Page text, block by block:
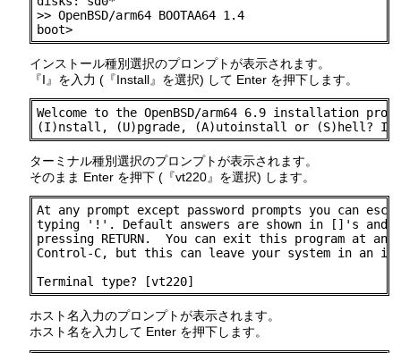
>> OpenBSD/arm64 BOOTAA64 1.4
boot>
インストール種別選択のプロンプトが表示されます。
『I』を入力 (『Install』を選択) して Enter を押下します。
Welcome to the OpenBSD/arm64 6.9 installation
(I)nstall, (U)pgrade, (A)utoinstall or (S)hell? I
ターミナル種別選択のプロンプトが表示されます。
そのまま Enter を押下 (『vt220』を選択) します。
At any prompt except password prompts you can
typing '!'. Default answers are shown in []'s and
pressing RETURN.  You can exit this program at
Control-C, but this can leave your system in an
Terminal type? [vt220]
ホスト名入力のプロンプトが表示されます。
ホスト名を入力して Enter を押下します。